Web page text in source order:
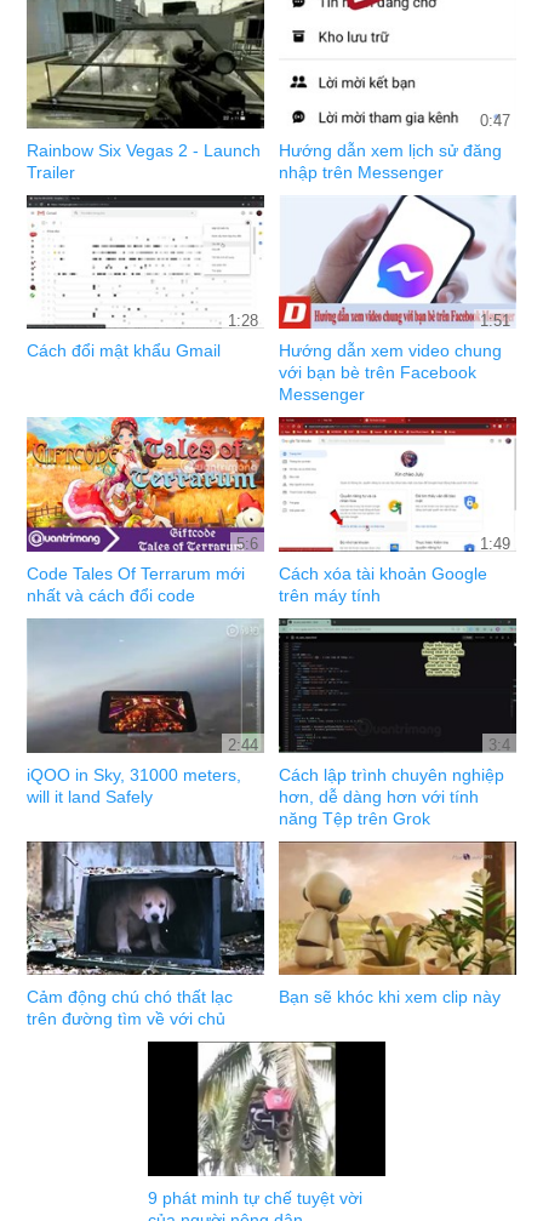
Rainbow Six Vegas 2 - Launch
Trailer
0:47
Hướng dẫn xem lịch sử đăng
nhập trên Messenger
1:28
Cách đổi mật khẩu Gmail
1:51
Hướng dẫn xem video chung
với bạn bè trên Facebook
Messenger
5:6
Code Tales Of Terrarum mới
nhất và cách đổi code
1:49
Cách xóa tài khoản Google
trên máy tính
2:44
iQOO in Sky, 31000 meters,
will it land Safely
3:4
Cách lập trình chuyên nghiệp
hơn, dễ dàng hơn với tính
năng Tệp trên Grok
Cảm động chú chó thất lạc
trên đường tìm về với chủ
Bạn sẽ khóc khi xem clip này
9 phát minh tự chế tuyệt vời